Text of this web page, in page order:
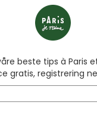
beste tips à Paris
gratis, registrering